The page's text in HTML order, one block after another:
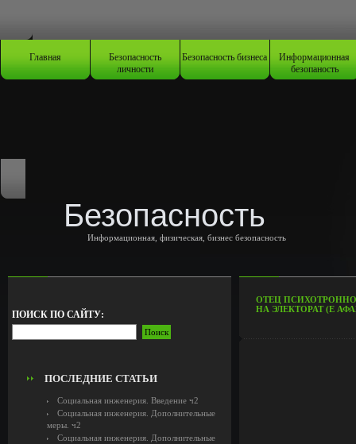
Главная Безопасность
личности
Безопасность бизнеса Информационная
безопаность
Безопасность
Информационная, физическая, бизнес безопасность
ПОИСК ПО САЙТУ:
ПОСЛЕДНИЕ СТАТЬИ
Социальная инженерия. Введение ч2
Социальная инженерия. Дополнительные
меры. ч2
Социальная инженерия. Дополнительные
ОТЕЦ
НА ЭЛЕКТОРАТ (Е